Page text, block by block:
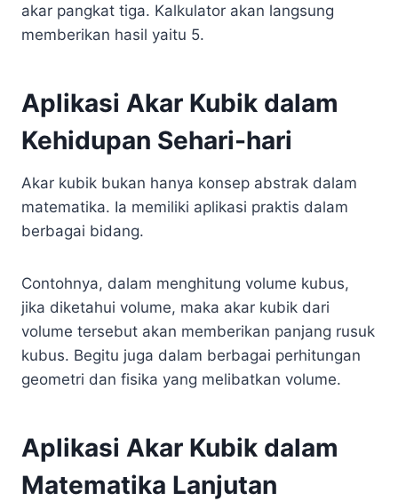
akar pangkat tiga. Kalkulator akan langsung
memberikan hasil yaitu 5.
Aplikasi Akar Kubik dalam
Kehidupan Sehari-hari
Akar kubik bukan hanya konsep abstrak dalam
matematika. Ia memiliki aplikasi praktis dalam
berbagai bidang.
Contohnya, dalam menghitung volume kubus,
jika diketahui volume, maka akar kubik dari
volume tersebut akan memberikan panjang rusuk
kubus. Begitu juga dalam berbagai perhitungan
geometri dan fisika yang melibatkan volume.
Aplikasi Akar Kubik dalam
Matematika Lanjutan